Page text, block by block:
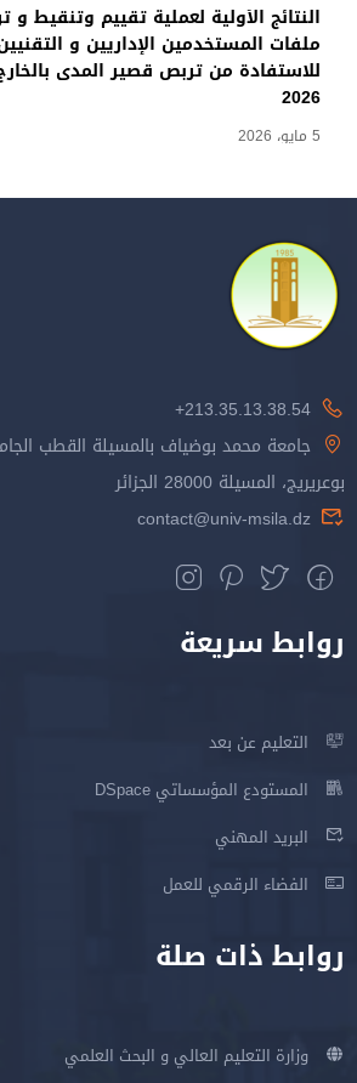
النتائج الأولية لعملية تقييم وتنقيط و
ملفات المستخدمين الإداريين و
للاستفادة من تربص قصير المدى
2026
5 مايو، 2026
213.35.13.38.54+
جامعة محمد بوضياف بالمسيلة القطب
بوعريريج، المسيلة 28000 الجزائر
contact@univ-msila.dz
روابط سريعة
التعليم عن بعد
المستودع المؤسساتي DSpace
البريد المهني
الفضاء الرقمي للعمل
روابط ذات صلة
وزارة التعليم العالي و البحث العلمي